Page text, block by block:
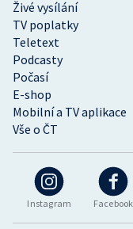
Instagram Facebook
Živé vysílání
TV poplatky
Teletext
Podcasty
Počasí
E-shop
Mobilní a TV aplikace
Vše o ČT